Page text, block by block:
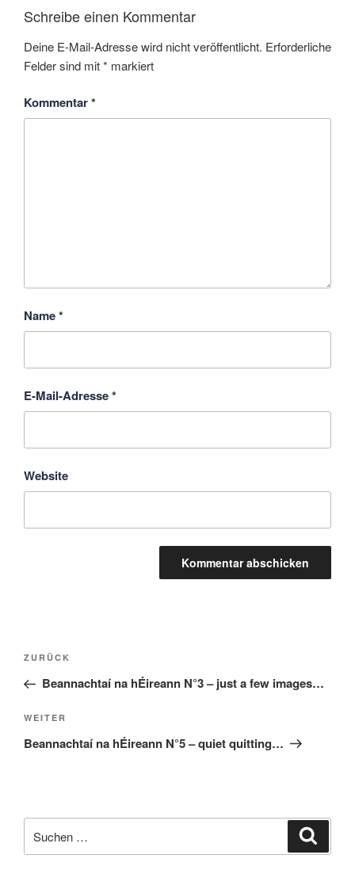
Schreibe einen Kommentar
Deine E-Mail-Adresse wird nicht veröffentlicht. Erforderliche
Felder sind mit* markiert
Kommentar*
Name*
E-Mail-Adresse*
Website
Beitragsnavigation
Vorheriger
Beitrag
ZURÜCK
Beannachtaí na hÉireann N°3 – just a few images…
Nächster
Beitrag
WEITER
Beannachtaí na hÉireann N°5 – quiet quitting…
nach: